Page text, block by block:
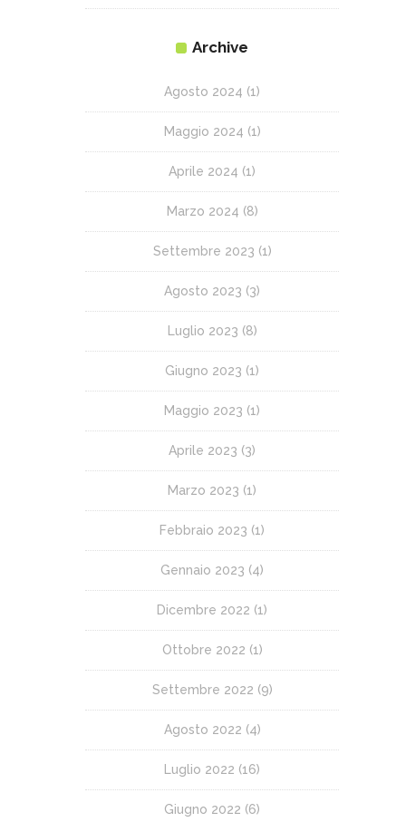
Archive
Agosto 2024 (1)
Maggio 2024 (1)
Aprile 2024 (1)
Marzo 2024 (8)
Settembre 2023 (1)
Agosto 2023 (3)
Luglio 2023 (8)
Giugno 2023 (1)
Maggio 2023 (1)
Aprile 2023 (3)
Marzo 2023 (1)
Febbraio 2023 (1)
Gennaio 2023 (4)
Dicembre 2022 (1)
Ottobre 2022 (1)
Settembre 2022 (9)
Agosto 2022 (4)
Luglio 2022 (16)
Giugno 2022 (6)